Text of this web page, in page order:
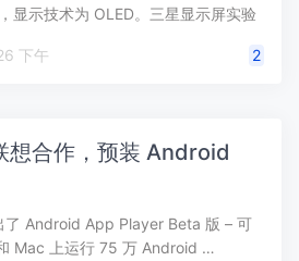
显示技术为 OLED。三星显示屏实验
月 10 日, 7:26 下午
2
想合作，预装 Android
了 Android App Player Beta 版 – 可
Mac 上运行 75 万 Android …